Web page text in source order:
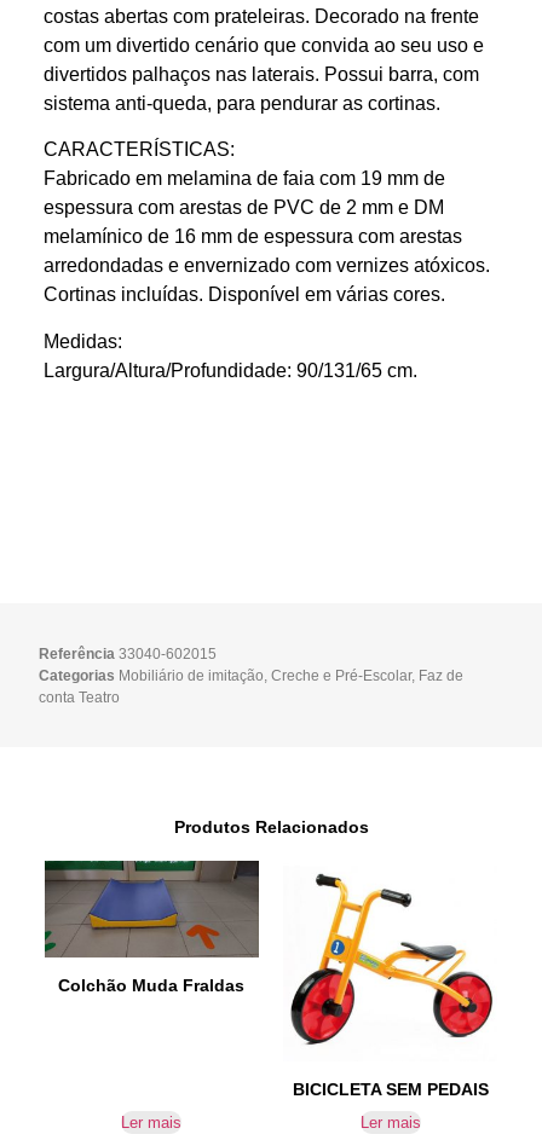
costas abertas com prateleiras. Decorado na frente
com um divertido cenário que convida ao seu uso e
divertidos palhaços nas laterais. Possui barra, com
sistema anti-queda, para pendurar as cortinas.
CARACTERÍSTICAS:
Fabricado em melamina de faia com 19 mm de
espessura com arestas de PVC de 2 mm e DM
melamínico de 16 mm de espessura com arestas
arredondadas e envernizado com vernizes atóxicos.
Cortinas incluídas. Disponível em várias cores.
Medidas:
Largura/Altura/Profundidade: 90/131/65 cm.
Referência33040-602015
Categorias Mobiliário de imitação ,Creche e Pré-Escolar, Faz de
conta Teatro
Produtos Relacionados
Colchão Muda Fraldas
Ler mais
BICICLETA SEM PEDAIS
Ler mais